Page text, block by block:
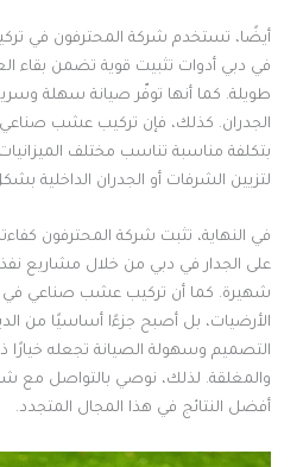
أيضًا، تستخدم شركة المحترفون في
في دبي أدوات تثبيت قوية تضمن بقاء
طويلة. كما أنها توفّر صيانة سهلة
الجدران. كذلك، فإن تركيب عشب
بتكلفة مناسبة تناسب مختلف الميزانيات.
لتزيين الشرفات أو الجدران الداخلية
في النهاية، تثبت شركة المحترفون
على الجدار في دبي من خلال مشاريع
شهيرة. كما أن تركيب عشب صناعي في
الأرضيات، بل أصبح جزءًا أساسيًا من
التصميم وسهولة الصيانة تجعله خيارًا
والمغلقة. لذلك، نوصي بالتواصل مع
أفضل النتائج في هذا المجال المتجدد.